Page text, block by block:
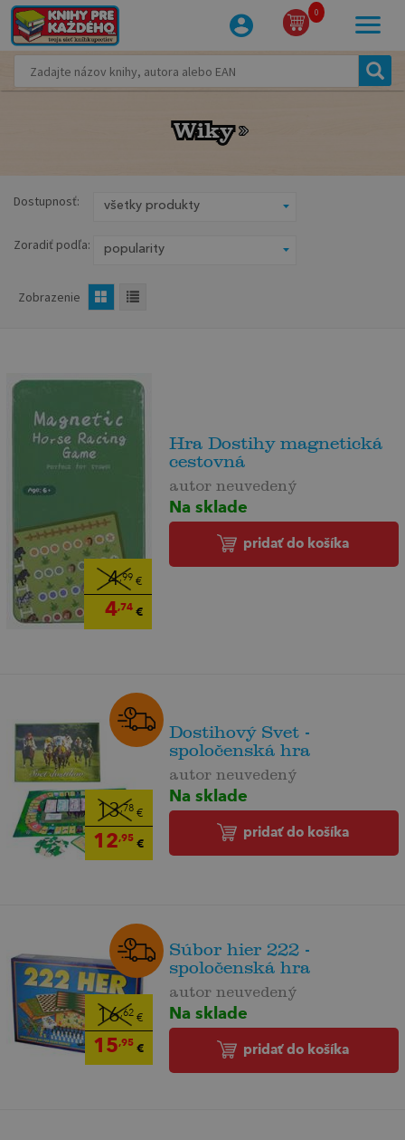
0
Wiky
Wiky
Dostupnosť:
Zoradiť podľa:
Zobrazenie
4,99 €
4,74€
Hra Dostihy magnetická
cestovná
autor neuvedený
Na sklade
pridať do košíka
13,78€
12,95€
Dostihový Svet -
spoločenská hra
autor neuvedený
Na sklade
pridať do košíka
16,62€
15,95€
Súbor hier 222 -
spoločenská hra
autor neuvedený
Na sklade
pridať do košíka